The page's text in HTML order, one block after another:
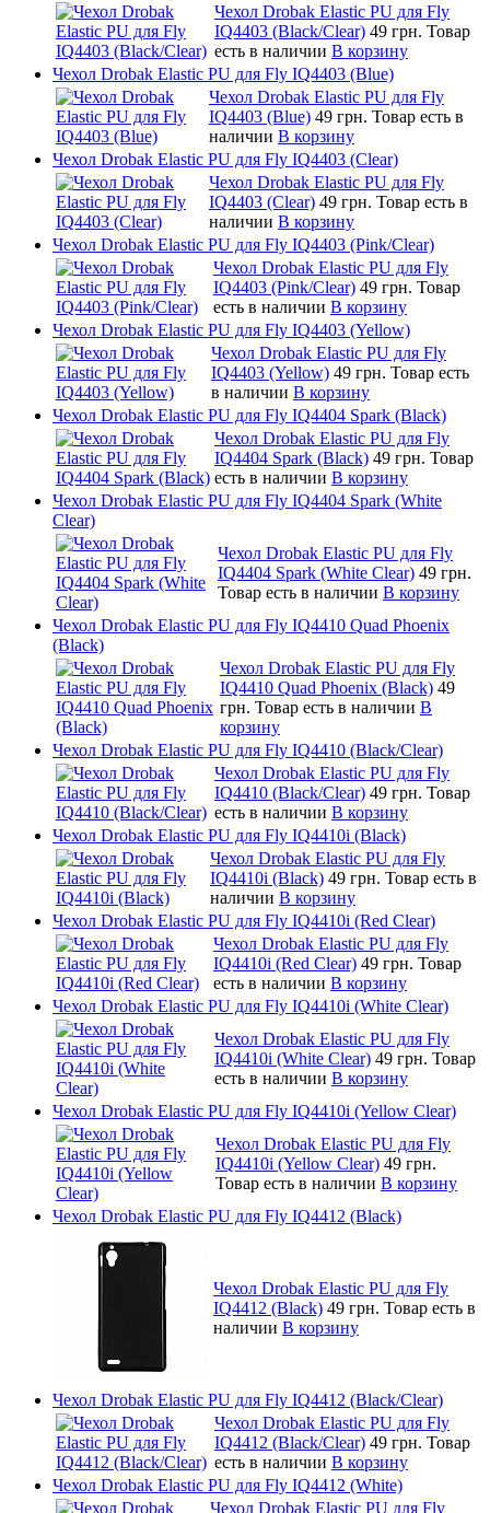
Чехол Drobak Elastic PU для Fly
IQ4403 (Black/Clear) 49 грн. Товар
есть в наличии В корзину
Чехол Drobak Elastic PU для Fly IQ4403 (Blue)
Чехол Drobak Elastic PU для Fly
IQ4403 (Blue) 49 грн. Товар есть в
наличии В корзину
Чехол Drobak Elastic PU для Fly IQ4403 (Clear)
Чехол Drobak Elastic PU для Fly
IQ4403 (Clear) 49 грн. Товар есть в
наличии В корзину
Чехол Drobak Elastic PU для Fly IQ4403 (Pink/Clear)
Чехол Drobak Elastic PU для Fly
IQ4403 (Pink/Clear) 49 грн. Товар
есть в наличии В корзину
Чехол Drobak Elastic PU для Fly IQ4403 (Yellow)
Чехол Drobak Elastic PU для Fly
IQ4403 (Yellow) 49 грн. Товар есть
в наличии В корзину
Чехол Drobak Elastic PU для Fly IQ4404 Spark (Black)
Чехол Drobak Elastic PU для Fly
IQ4404 Spark (Black) 49 грн. Товар
есть в наличии В корзину
Чехол Drobak Elastic PU для Fly IQ4404 Spark (White
Clear)
Чехол Drobak Elastic PU для Fly
IQ4404 Spark (White Clear) 49 грн.
Товар есть в наличии В корзину
Чехол Drobak Elastic PU для Fly IQ4410 Quad Phoenix
(Black)
Чехол Drobak Elastic PU для Fly
IQ4410 Quad Phoenix (Black) 49
грн. Товар есть в наличии В
корзину
Чехол Drobak Elastic PU для Fly IQ4410 (Black/Clear)
Чехол Drobak Elastic PU для Fly
IQ4410 (Black/Clear) 49 грн. Товар
есть в наличии В корзину
Чехол Drobak Elastic PU для Fly IQ4410i (Black)
Чехол Drobak Elastic PU для Fly
IQ4410i (Black) 49 грн. Товар есть в
наличии В корзину
Чехол Drobak Elastic PU для Fly IQ4410i (Red Clear)
Чехол Drobak Elastic PU для Fly
IQ4410i (Red Clear) 49 грн. Товар
есть в наличии В корзину
Чехол Drobak Elastic PU для Fly IQ4410i (White Clear)
Чехол Drobak Elastic PU для Fly
IQ4410i (White Clear) 49 грн. Товар
есть в наличии В корзину
Чехол Drobak Elastic PU для Fly IQ4410i (Yellow Clear)
Чехол Drobak Elastic PU для Fly
IQ4410i (Yellow Clear) 49 грн.
Товар есть в наличии В корзину
Чехол Drobak Elastic PU для Fly IQ4412 (Black)
Чехол Drobak Elastic PU для Fly
IQ4412 (Black) 49 грн. Товар есть в
наличии В корзину
Чехол Drobak Elastic PU для Fly IQ4412 (Black/Clear)
Чехол Drobak Elastic PU для Fly
IQ4412 (Black/Clear) 49 грн. Товар
есть в наличии В корзину
Чехол Drobak Elastic PU для Fly IQ4412 (White)
Чехол Drobak Elastic PU для Fly